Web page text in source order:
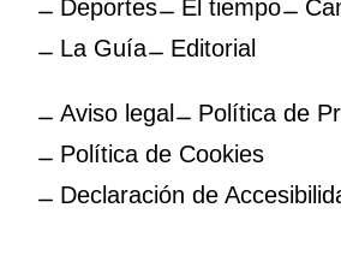
Deportes
El tiempo
La Guía
Editorial
Aviso legal
Política de
Política de Cookies
Declaración de